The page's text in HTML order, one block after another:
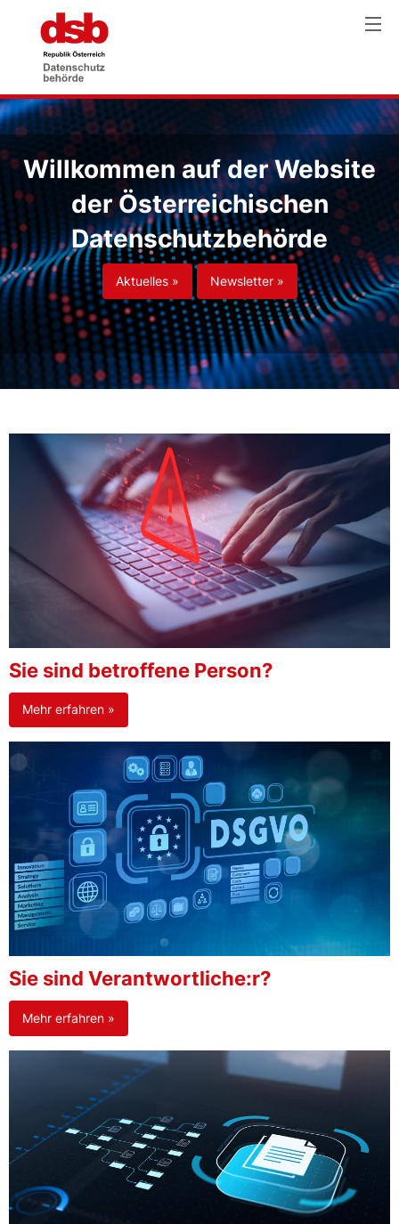
Willkommen auf der Website
der Österreichischen
Datenschutzbehörde
Aktuelles » Newsletter »
Sie sind betroffene Person?
Mehr erfahren »
Sie sind Verantwortliche:r?
Mehr erfahren »